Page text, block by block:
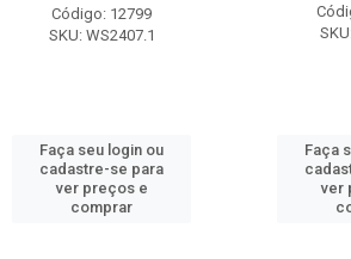
Código: 12799
SKU: WS2407.1
Faça seu login ou
cadastre-se para
ver preços e
comprar
Faça
ver